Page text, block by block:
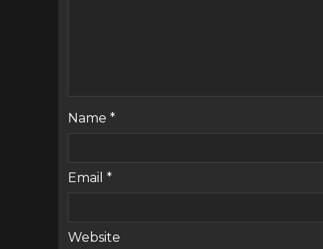
Name *
Email *
Website